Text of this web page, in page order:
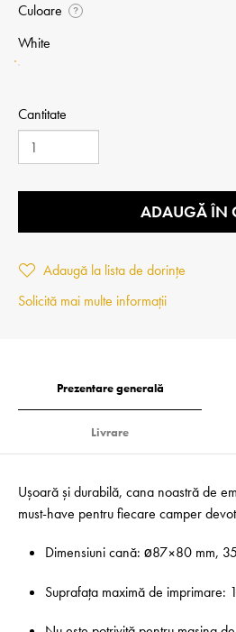
Culoare ?
White
Cantitate
ADAUGĂ ÎN
Adaugă la lista de dorințe
Solicită mai multe informații
Prezentare generală
Livrare
Ușoară și durabilă, cana noastră de
must-have pentru fiecare camper
Dimensiuni cană: ø87×80 mm,
Suprafața maximă de imprimare: